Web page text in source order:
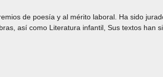
de poesía y al mérito laboral. Ha sido
así como Literatura infantil, Sus textos han